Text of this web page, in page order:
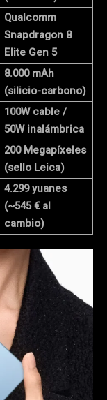
Qualcomm
Snapdragon 8
Elite Gen 5
8.000 mAh
(silicio-carbono)
100W cable /
50W inalámbrica
200 Megapíxeles
(sello Leica)
4.299 yuanes
(~545 € al
cambio)